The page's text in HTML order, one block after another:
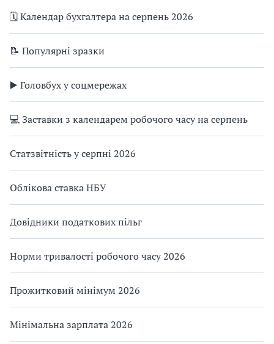
🗓️ Календар бухгалтера на серпень 2026
📝 Популярні зразки
▶️ Головбух у соцмережах
💻 Заставки з календарем робочого часу на серпень
Статзвітність у серпні 2026
Облікова ставка НБУ
Довідники податкових пільг
Норми тривалості робочого часу 2026
Прожитковий мінімум 2026
Мінімальна зарплата 2026